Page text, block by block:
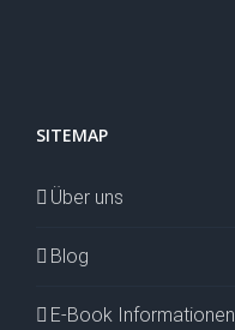
SITEMAP
Über uns
Blog
E-Book Informationen